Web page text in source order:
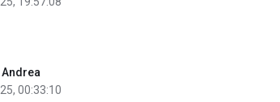
00:33:10